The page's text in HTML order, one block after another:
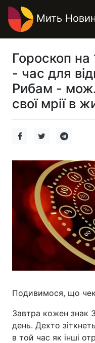
Мить Новин
Гороскоп
- час для
Рибам -
свої мрії в
Подивимося, що
Завтра кожен знак
день. Дехто
в той час як інші